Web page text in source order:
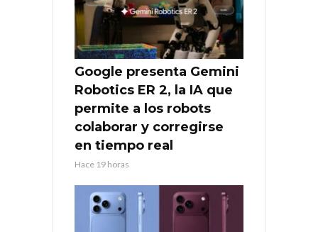
Google presenta Gemini
Robotics ER 2, la IA que
permite a los robots
colaborar y corregirse
en tiempo real
Hace 19 horas